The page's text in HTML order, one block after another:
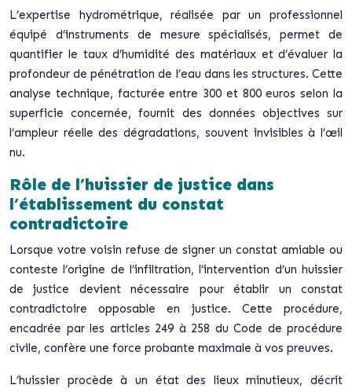
L’expertise hydrométrique, réalisée par un professionnel
équipé d’instruments de mesure spécialisés, permet de
quantifier le taux d’humidité des matériaux et d’évaluer la
profondeur de pénétration de l’eau dans les structures. Cette
analyse technique, facturée entre 300 et 800 euros selon la
superficie concernée, fournit des données objectives sur
l’ampleur réelle des dégradations, souvent invisibles à l’œil
nu.
Rôle de l’huissier de justice dans
l’établissement du constat
contradictoire
Lorsque votre voisin refuse de signer un constat amiable ou
conteste l’origine de l’infiltration, l’intervention d’un huissier
de justice devient nécessaire pour établir un constat
contradictoire opposable en justice. Cette procédure,
encadrée par les articles 249 à 258 du Code de procédure
civile, confère une force probante maximale à vos preuves.
L’huissier procède à un état des lieux minutieux, décrit